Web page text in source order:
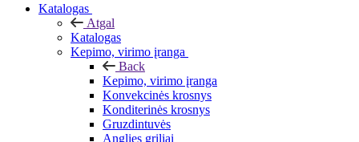
Katalogas
Atgal
Katalogas
Kepimo, virimo įranga
Back
Kepimo, virimo įranga
Konvekcinės krosnys
Konditerinės krosnys
Gruzdintuvės
Anglies griliai